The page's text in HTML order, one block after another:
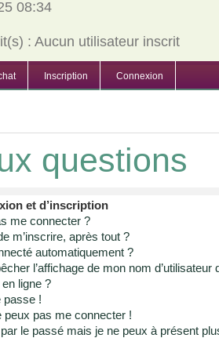
08:34
: Aucun utilisateur inscrit
Inscription Connexion
questions
et d’inscription
me connecter ?
m’inscrire, après tout ?
automatiquement ?
l’affichage de mon nom d’utilisateur
ligne ?
passe !
pas me connecter !
le passé mais je ne peux à présent